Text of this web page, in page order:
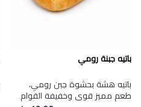
باتيه جبنة رومي
باتيه هشة بحشوة جبن رومي،
طعم مميز قوي وخفيفة القوام.